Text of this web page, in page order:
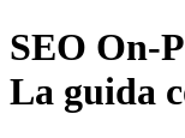
SEO On-
La guida